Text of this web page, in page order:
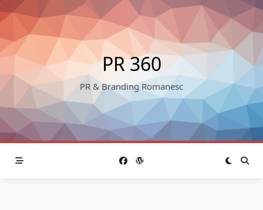
Skip
to
content
PR 360
PR & Branding Romanesc